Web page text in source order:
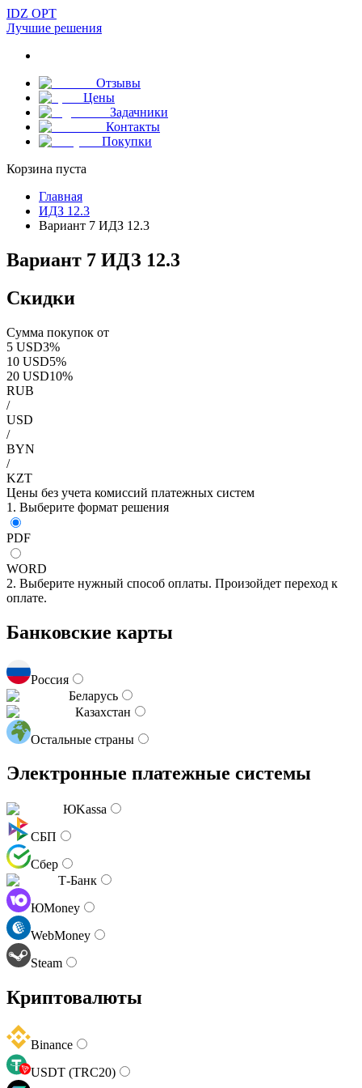
IDZ OPT
Лучшие решения
Отзывы
Цены
Задачники
Контакты
Покупки
Корзина пуста
Главная
ИДЗ 12.3
Вариант 7 ИДЗ 12.3
Вариант 7 ИДЗ 12.3
Скидки
Сумма покупок от
5 USD3%
10 USD5%
20 USD10%
RUB
/
USD
/
BYN
/
KZT
Цены без учета комиссий платежных систем
1. Выберите формат решения
PDF
WORD
2. Выберите нужный способ оплаты. Произойдет переход к
оплате.
Банковские карты
Россия
Беларусь
Казахстан
Остальные страны
Электронные платежные системы
ЮKassa
СБП
Сбер
Т-Банк
ЮMoney
WebMoney
Steam
Криптовалюты
Binance
USDT (TRC20)